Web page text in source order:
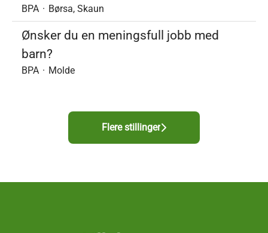
BPA · Børsa, Skaun
Ønsker du en meningsfull jobb med
barn?
BPA · Molde
Flere stillinger